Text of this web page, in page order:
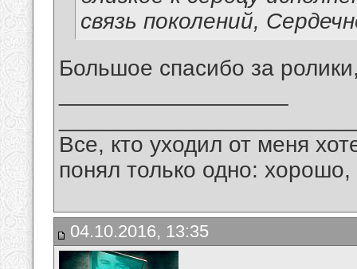
связь поколений,
Большое спасибо за
Все, кто уходил от меня
понял только одно:
04.10.2016, 13:35